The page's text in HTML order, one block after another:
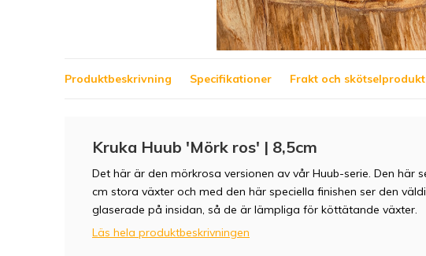
Produktbeskrivning Specifikationer Frakt och
Kruka Huub 'Mörk ros' | 8,5cm
Det här är den mörkrosa versionen av vår Huub-serie. Den här
cm stora växter och med den här speciella finishen ser den
glaserade på insidan, så de är lämpliga för köttätande växter.
Läs hela produktbeskrivningen